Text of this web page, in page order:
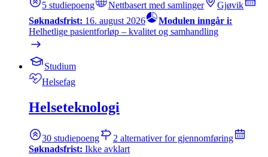
5 studiepoeng Nettbasert med samlinger
Gjøvik
Søknadsfrist: 16. august 2026
Modulen inngår i:
Helhetlige pasientforløp – kvalitet og samhandling
Studium
Helsefag
Helseteknologi
30 studiepoeng 2 alternativer for gjennomføring
Søknadsfrist: Ikke avklart